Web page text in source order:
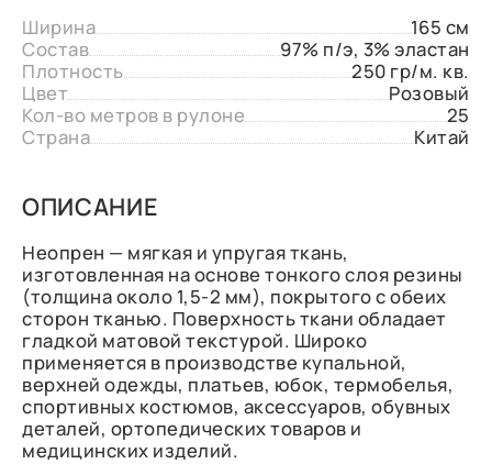
Ширина
165 см
Состав
97% п/э, 3% эластан
Плотность
250 гр/м. кв.
Цвет
Розовый
Кол-во метров в рулоне
25
Страна
Китай
ОПИСАНИЕ
Неопрен — мягкая и упругая ткань,
изготовленная на основе тонкого слоя резины
(толщина около 1,5-2 мм), покрытого с обеих
сторон тканью. Поверхность ткани обладает
гладкой матовой текстурой. Широко
применяется в производстве купальной,
верхней одежды, платьев, юбок, термобелья,
спортивных костюмов, аксессуаров, обувных
деталей, ортопедических товаров и
медицинских изделий.